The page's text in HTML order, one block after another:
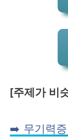
[주제가 비
➡️ 무기력